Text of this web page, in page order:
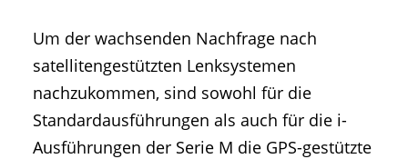
Um der wachsenden Nachfrage nach
satellitengestützten Lenksystemen
nachzukommen, sind sowohl für die
Standardausführungen als auch für die i-
Ausführungen der Serie M die GPS-gestützte